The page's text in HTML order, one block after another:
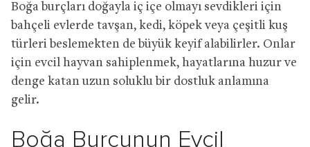
Boğa burçları doğayla iç içe olmayı sevdikleri için
bahçeli evlerde tavşan, kedi, köpek veya çeşitli kuş
türleri beslemekten de büyük keyif alabilirler. Onlar
için evcil hayvan sahiplenmek, hayatlarına huzur ve
denge katan uzun soluklu bir dostluk anlamına
gelir.
Boğa Burcunun Evcil